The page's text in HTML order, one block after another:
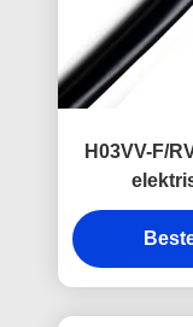
H03VV-F/